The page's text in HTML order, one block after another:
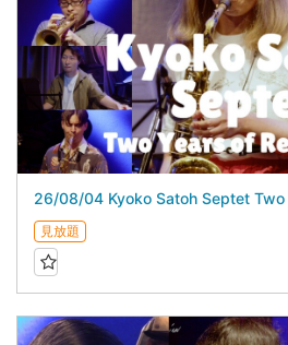
26/08/04 Kyoko Satoh Septet Two
見放題